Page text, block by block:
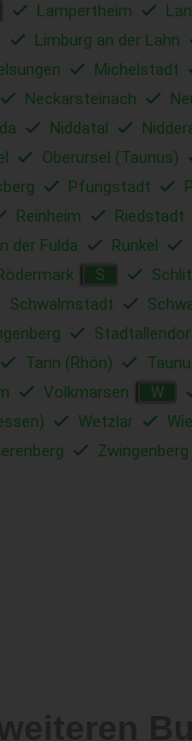
Lampertheim
Limburg an der Lahn
Michelstadt
Neckarsteinach
Niddatal
Oberursel (Taunus)
Pfungstadt
Reinheim Riedstadt
der Fulda Runkel
S
Schwalmstadt
Tann (Rhön)
Volkmarsen W
Wetzlar
Zwingenberg